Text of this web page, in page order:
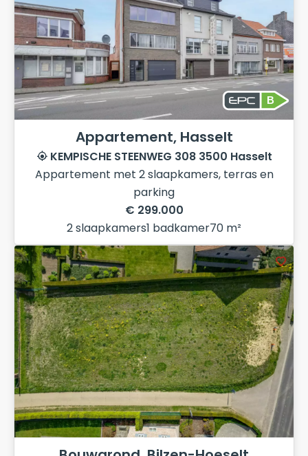
B
Appartement, Hasselt
KEMPISCHE STEENWEG 308 3500 Hasselt
Appartement met 2 slaapkamers, terras en
parking
€ 299.000
2 slaapkamers1 badkamer70 m²